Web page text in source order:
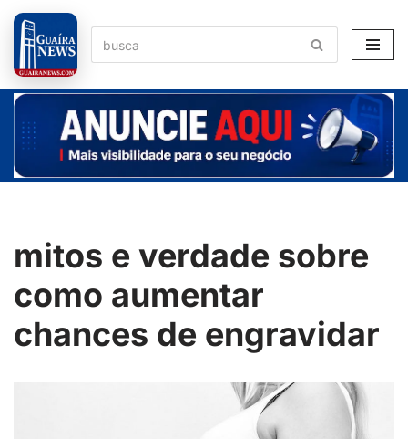
Pular
para
o
conteúdo
mitos e verdade sobre
como aumentar
chances de engravidar